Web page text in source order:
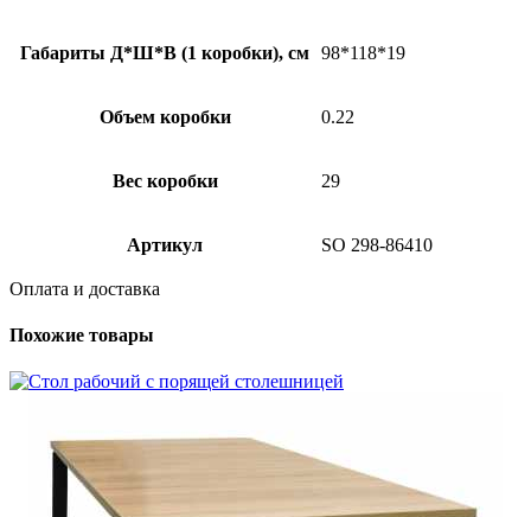
Габариты Д*Ш*В (1 коробки), см 98*118*19
Объем коробки 0.22
Вес коробки 29
Артикул SO 298-86410
Оплата и доставка
Похожие товары